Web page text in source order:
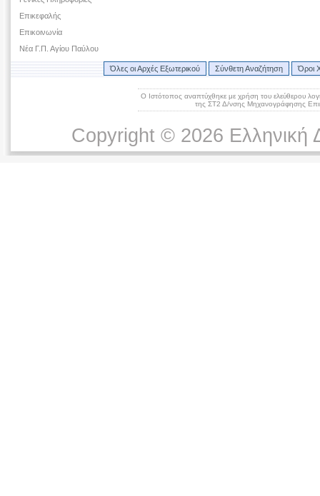
Επικεφαλής
Επικοινωνία
Νέα Γ.Π. Αγίου Παύλου
Όλες οι Αρχές Εξωτερικού Σύνθετη Αναζήτηση Όροι
Ο Ιστότοπος αναπτύχθηκε με χρήση του ελεύθερου
της ΣΤ2 Δ/νσης Μηχανογράφησης
Copyright © 2026